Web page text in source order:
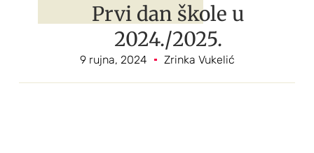
Prvi dan škole u
2024./2025.
9 rujna, 2024 Zrinka Vukelić